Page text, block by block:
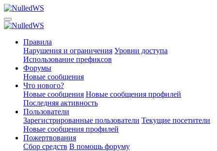
Правила
Нарушения и ограничения Уровни доступа
Использование префиксов
Форумы
Новые сообщения
Что нового?
Новые сообщения Новые сообщения профилей
Последняя активность
Пользователи
Зарегистрированные пользователи Текущие посетители
Новые сообщения профилей
Пожертвования
Сбор средств В помощь форуму